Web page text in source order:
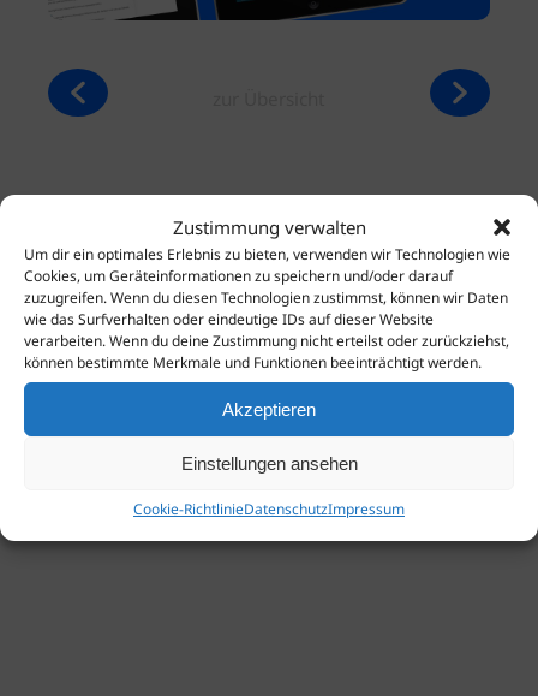
Zustimmung verwalten
Um dir ein optimales Erlebnis zu bieten, verwenden wir Technologien wie
Cookies, um Geräteinformationen zu speichern und/oder darauf
zuzugreifen. Wenn du diesen Technologien zustimmst, können wir Daten
wie das Surfverhalten oder eindeutige IDs auf dieser Website
verarbeiten. Wenn du deine Zustimmung nicht erteilst oder zurückziehst,
können bestimmte Merkmale und Funktionen beeinträchtigt werden.
Akzeptieren
Einstellungen ansehen
Cookie-RichtlinieDatenschutzImpressum